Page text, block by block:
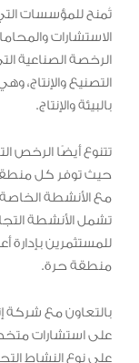
تُمنح للمؤسسات
الاستشارات
الرخصة الصناعية
التصنيع والإنتاج،
بالبيئة والإنتاج.
تتنوع أيضًا الرخص
حيث توفر كل
مع الأنشطة الخاصة
تشمل الأنشطة
للمستثمرين
منطقة حرة.
بالتعاون مع شركة
على استشارات
على نوع النشاط